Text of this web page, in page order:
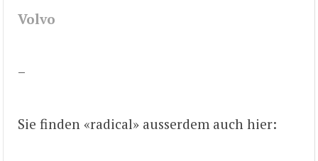
Volvo
–
Sie finden «radical» ausserdem auch hier: